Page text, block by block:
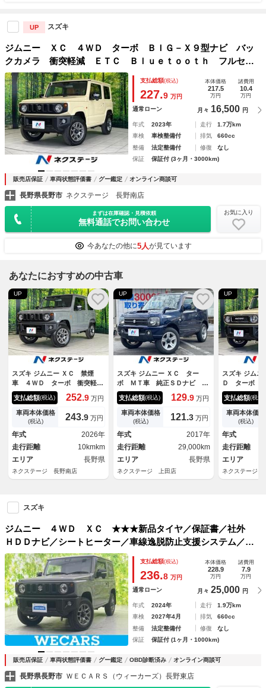
UP スズキ
ジムニー ＸＣ ４ＷＤ ターボ ＢＩＧ－Ｘ９型ナビ バッ
クカメラ 衝突軽減 ＥＴＣ Ｂｌｕｅｔｏｏｔｈ フルセ
グ シートヒーター ＬＥＤヘッド オートエアコン オート
ライト スマートキー 革巻きステアリング ステリモ
支払総額(税込)
227.9 万円
本体価格
217.5
万円
諸費用
10.4
万円
通常ローン 月々 16,500 円
年式 2023年 走行
1.7万km
車検
車検整備付 排気
660cc
整備
法定整備付 修復
なし
保証
保証付 (3ヶ月・3000km)
販売店保証 車両状態評価書 グー鑑定 オンライン商談可
長野県長野市 ネクステージ 長野南店
まずは在庫確認・見積依頼
無料通話でお問い合わせ
お気に入り
今あなたの他に5人が見ています
あなたにおすすめの中古車
UP
スズキ ジムニー ＸＣ 禁煙
車 ４ＷＤ ターボ 衝突軽
減 アダプティブクルーズ シ
ートヒーター ＬＥＤヘッド
オートエアコン オートライ
ト スマートキー ヘッドラン
プウォッシャー 革巻きステア
リング
支払総額(税込) 252.9 万円
車両本体価格
(税込) 243.9 万円
年式
2026年
走行距離
10kmkm
エリア
長野県
ネクステージ 長野南店
UP
スズキ ジムニー ＸＣ ター
ボ ＭＴ車 純正ＳＤナビ ル
ーフレール 純正１６インチア
ルミ Ｂｌｕｅｔｏｏｔｈ Ｃ
Ｄ ＤＶＤ再生 フルセグ 電
動格納ミラー フォグライト
ヘッドライトレベライザー
支払総額(税込) 129.9 万円
車両本体価格
(税込) 121.3 万円
年式
2017年
走行距離
29,000km
エリア
長野県
ネクステージ 上田店
UP
スズキ ジム
Ｄ ターボ デ
ディオ 衝突
ター ＬＥＤ
アコン オー
トキー クル
アリング ア
プ 電動格納
支払総額(税込)
車両本体価格
(税込)
年式
走行距離
エリア
ネクステージ
スズキ
ジムニー ４ＷＤ ＸＣ ★★★新品タイヤ／保証書／社外
ＨＤＤナビ／シートヒーター／車線逸脱防止支援システム／ド
ライブレコーダー 社外／ヘッドランプ ＬＥＤ／Ｂｌｕｅｔ
ｏｏｔｈ接続／ＥＴＣ／ＡＢＳ／横滑り防止装置
支払総額(税込)
236.8 万円
本体価格
228.9
万円
諸費用
7.9
万円
通常ローン 月々 25,000 円
年式 2024年 走行
1.9万km
車検
2027年4月 排気
660cc
整備
法定整備付 修復
なし
保証
保証付 (1ヶ月・1000km)
販売店保証 車両状態評価書 グー鑑定 OBD診断済み オンライン商談可
長野県長野市 ＷＥＣＡＲＳ（ウィーカーズ）長野東店